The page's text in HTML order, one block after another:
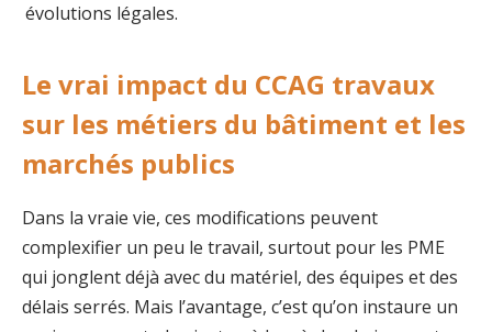
évolutions légales.
Le vrai impact du CCAG travaux
sur les métiers du bâtiment et les
marchés publics
Dans la vraie vie, ces modifications peuvent
complexifier un peu le travail, surtout pour les PME
qui jonglent déjà avec du matériel, des équipes et des
délais serrés. Mais l’avantage, c’est qu’on instaure un